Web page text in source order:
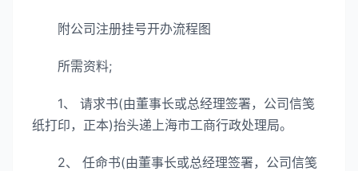
附公司注册挂号开办流程图
所需资料;
1、 请求书(由董事长或总经理签署，公司信笺
纸打印，正本)抬头递上海市工商行政处理局。
2、 任命书(由董事长或总经理签署，公司信笺